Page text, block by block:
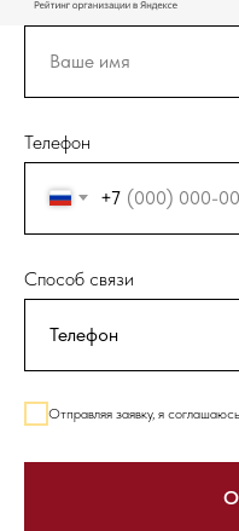
Телефон
+7
Способ связи
Отправляя заявку, я